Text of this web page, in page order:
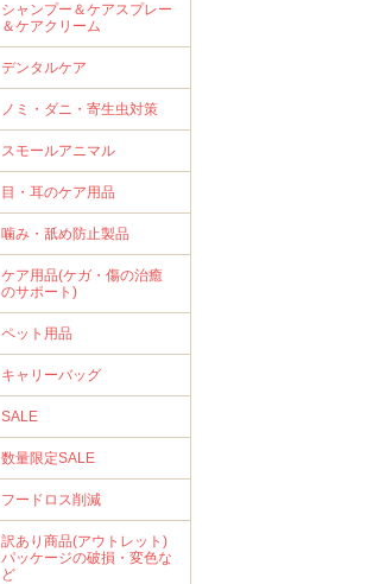
シャンプー＆ケアスプレー
＆ケアクリーム
デンタルケア
ノミ・ダニ・寄生虫対策
スモールアニマル
目・耳のケア用品
噛み・舐め防止製品
ケア用品(ケガ・傷の治癒
のサポート)
ペット用品
キャリーバッグ
SALE
数量限定SALE
フードロス削減
訳あり商品(アウトレット)
パッケージの破損・変色な
ど